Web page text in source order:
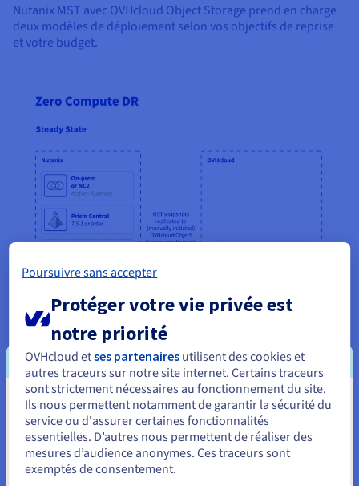
Nutanix MST avec OVHcloud Object Storage prend en charge
deux modèles de déploiement selon vos objectifs de reprise
et votre budget.
Vous semblez être localisé en États-
Unis.
Pour commander, rendez-vous sur le site de votre pays (États-
Unis) et créez un compte.
Poursuivre sans accepter
Protéger votre vie privée est
notre priorité
OVHcloud etses partenaires utilisent des cookies et
autres traceurs sur notre site internet. Certains traceurs
sont strictement nécessaires au fonctionnement du site.
Ils nous permettent notamment de garantir la sécurité du
service ou d'assurer certaines fonctionnalités
essentielles. D’autres nous permettent de réaliser des
mesures d’audience anonymes. Ces traceurs sont
exemptés de consentement.